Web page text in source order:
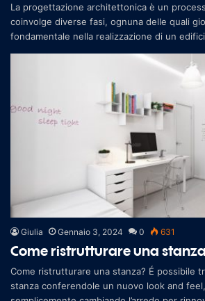
La progettazione architettonica è un
coinvolge diverse fasi, ognuna delle quali
fondamentale nella realizzazione di un
Giulia Gennaio 3, 2024 0 631
Come ristrutturare una stanza
Come ristrutturare una stanza? É possibile
stanza conferendole un nuovo look and